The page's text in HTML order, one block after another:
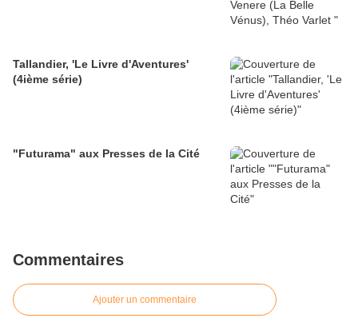
Tallandier, 'Le Livre d'Aventures'
(4ième série)
"Futurama" aux Presses de la Cité
Commentaires
Ajouter un commentaire